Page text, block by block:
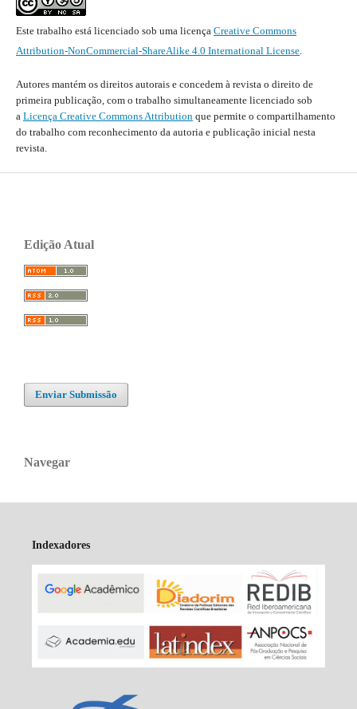
Este trabalho está licenciado sob uma licença Creative Commons
Attribution-NonCommercial-ShareAlike 4.0 International License.
Autores mantém os direitos autorais e concedem à revista o direito de
primeira publicação, com o trabalho simultaneamente licenciado sob
a Licença Creative Commons Attribution que permite o compartilhamento
do trabalho com reconhecimento da autoria e publicação inicial nesta
revista.
Edição Atual
Enviar Submissão
Navegar
Indexadores